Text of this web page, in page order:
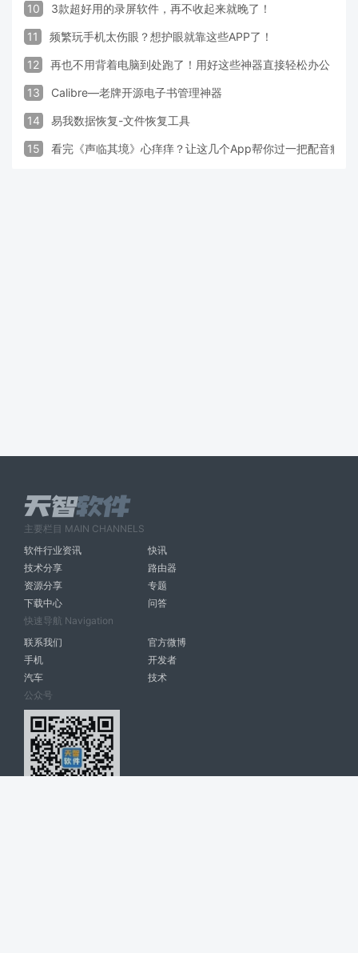
10 3款超好用的录屏软件，再不收起来就晚了！
11 频繁玩手机太伤眼？想护眼就靠这些APP了！
12 再也不用背着电脑到处跑了！用好这些神器直接轻松办公
13 Calibre—老牌开源电子书管理神器
14 易我数据恢复-文件恢复工具
15 看完《声临其境》心痒痒？让这几个App帮你过一把配音瘾
主要栏目 MAIN CHANNELS
软件行业资讯
快讯
技术分享
路由器
资源分享
专题
下载中心
问答
快速导航 Navigation
联系我们
官方微博
手机
开发者
汽车
技术
公众号